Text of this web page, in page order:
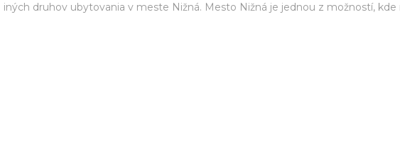
druhov ubytovania v meste Nižná. Mesto Nižná je jednou z možností,